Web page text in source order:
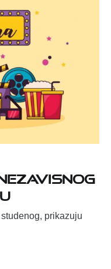
prikazuju